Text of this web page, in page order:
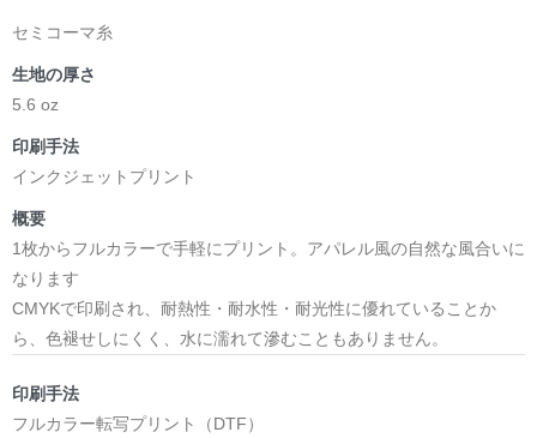
セミコーマ糸
生地の厚さ
5.6 oz
印刷手法
インクジェットプリント
概要
1枚からフルカラーで手軽にプリント。アパレル風の自然な風合いに
なります
CMYKで印刷され、耐熱性・耐水性・耐光性に優れていることか
ら、色褪せしにくく、水に濡れて滲むこともありません。
印刷手法
フルカラー転写プリント（DTF）